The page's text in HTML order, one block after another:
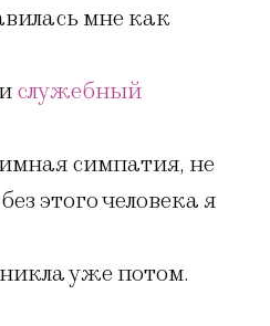
мне как
служебный
симпатия, не
этого человека я
уже потом.